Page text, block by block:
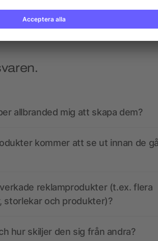
allbranded mig att skapa dem?
kommer att se ut innan de
reklamprodukter (t.ex. flera
storlekar och produkter)?
hur skiljer den sig från andra?